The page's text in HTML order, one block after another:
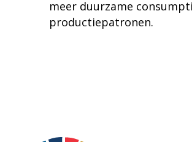
meer duurzame
productiepatronen.